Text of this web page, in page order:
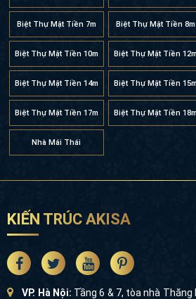
Biệt Thự Mặt Tiền 7m Biệt Thự Mặt Tiền 8m
Biệt Thự Mặt Tiền 10m Biệt Thự Mặt Tiền 12m
Biệt Thự Mặt Tiền 14m Biệt Thự Mặt Tiền 15m
Biệt Thự Mặt Tiền 17m Biệt Thự Mặt Tiền 18m
Nhà Mái Thái
KIẾN TRÚC AKISA
VP. Hà Nội: Tầng 6 & 7, tòa nhà Thăng